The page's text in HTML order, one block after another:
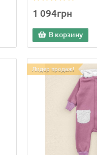
1 094грн
В корзину
Лидер продаж!